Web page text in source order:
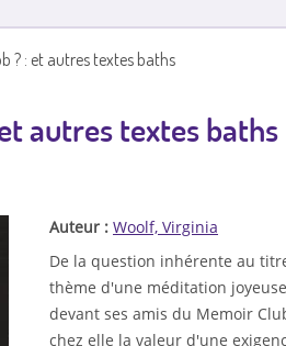
? : et autres textes baths
autres textes baths
Auteur : Woolf, Virginia
De la question inhérente au
thème d'une méditation
devant ses amis du Memoir
chez elle la valeur d'une